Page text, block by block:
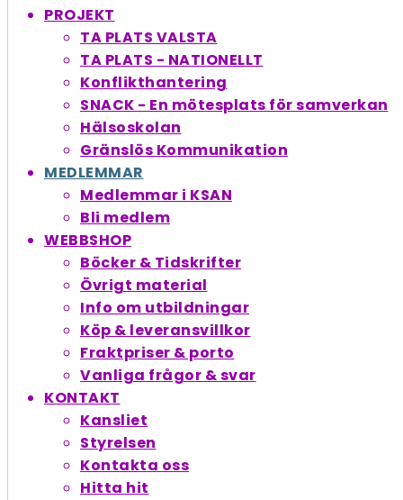
PROJEKT
TA PLATS VALSTA
TA PLATS - NATIONELLT
Konflikthantering
SNACK - En möte­splats för samverkan
Hälsoskolan
Gränslös Kommunikation
MEDLEMMAR
Medlemmar i KSAN
Bli medlem
WEBBSHOP
Böcker & Tidskrifter
Övrigt material
Info om utbildningar
Köp & leveransvillkor
Fraktpriser & porto
Vanliga frågor & svar
KONTAKT
Kansliet
Styrelsen
Kontakta oss
Hitta hit